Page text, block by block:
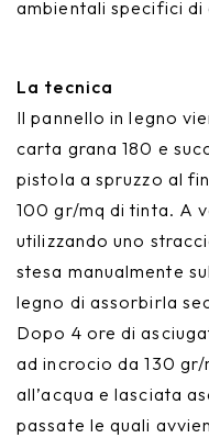
ambientali specifici di
La tecnica
Il pannello in legno
carta grana 180 e
pistola a spruzzo al
100 gr/mq di tinta. A
utilizzando uno
stesa manualmente
legno di assorbirla
Dopo 4 ore di
ad incrocio da 130
all’acqua e lasciata
passate le quali